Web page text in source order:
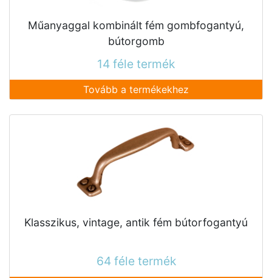
Műanyaggal kombinált fém gombfogantyú,
bútorgomb
14 féle termék
Tovább a termékekhez
Klasszikus, vintage, antik fém bútorfogantyú
64 féle termék